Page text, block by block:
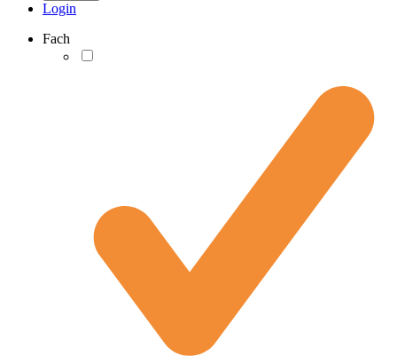
Login
Fach